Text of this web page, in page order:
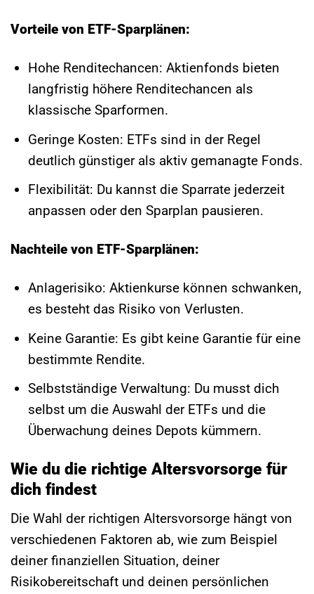
Vorteile von ETF-Sparplänen:
Hohe Renditechancen: Aktienfonds bieten
langfristig höhere Renditechancen als
klassische Sparformen.
Geringe Kosten: ETFs sind in der Regel
deutlich günstiger als aktiv gemanagte Fonds.
Flexibilität: Du kannst die Sparrate jederzeit
anpassen oder den Sparplan pausieren.
Nachteile von ETF-Sparplänen:
Anlagerisiko: Aktienkurse können schwanken,
es besteht das Risiko von Verlusten.
Keine Garantie: Es gibt keine Garantie für eine
bestimmte Rendite.
Selbstständige Verwaltung: Du musst dich
selbst um die Auswahl der ETFs und die
Überwachung deines Depots kümmern.
Wie du die richtige Altersvorsorge für
dich findest
Die Wahl der richtigen Altersvorsorge hängt von
verschiedenen Faktoren ab, wie zum Beispiel
deiner finanziellen Situation, deiner
Risikobereitschaft und deinen persönlichen